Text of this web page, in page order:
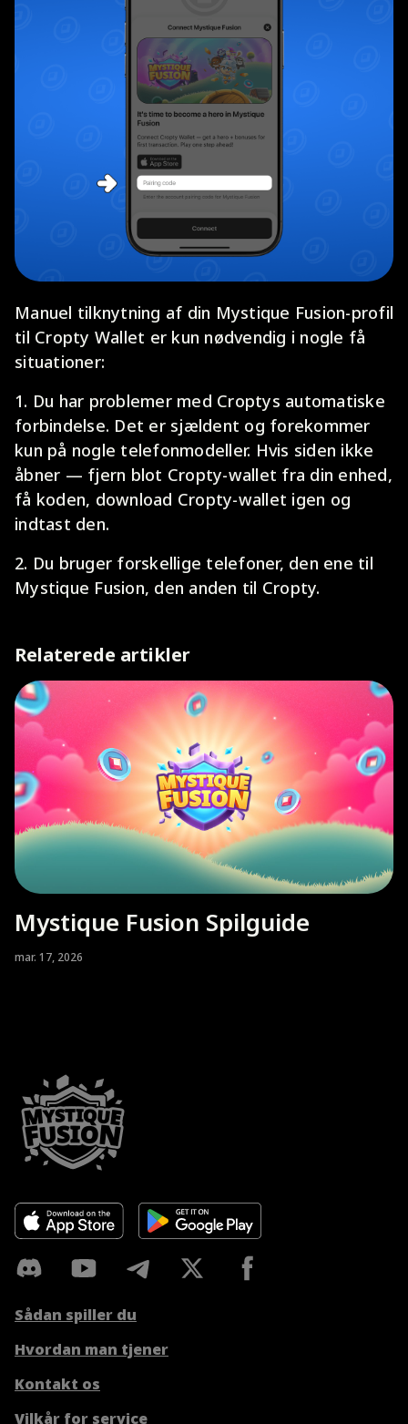
Manuel tilknytning af din Mystique Fusion-profil
til Cropty Wallet er kun nødvendig i nogle få
situationer:
1. Du har problemer med Croptys automatiske
forbindelse. Det er sjældent og forekommer
kun på nogle telefonmodeller. Hvis siden ikke
åbner — fjern blot Cropty-wallet fra din enhed,
få koden, download Cropty-wallet igen og
indtast den.
2. Du bruger forskellige telefoner, den ene til
Mystique Fusion, den anden til Cropty.
Relaterede artikler
Mystique Fusion Spilguide
mar. 17, 2026
Sådan spiller du
Hvordan man tjener
Kontakt os
Vilkår for service